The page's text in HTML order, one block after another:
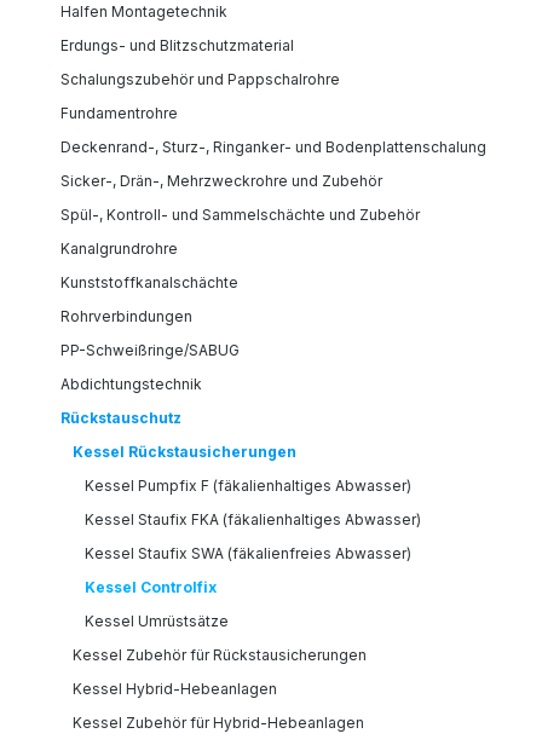
Halfen Montagetechnik
Erdungs- und Blitzschutzmaterial
Schalungszubehör und Pappschalrohre
Fundamentrohre
Deckenrand-, Sturz-, Ringanker- und Bodenplattenschalung
Sicker-, Drän-, Mehrzweckrohre und Zubehör
Spül-, Kontroll- und Sammelschächte und Zubehör
Kanalgrundrohre
Kunststoffkanalschächte
Rohrverbindungen
PP-Schweißringe/SABUG
Abdichtungstechnik
Rückstauschutz
Kessel Rückstausicherungen
Kessel Pumpfix F (fäkalienhaltiges Abwasser)
Kessel Staufix FKA (fäkalienhaltiges Abwasser)
Kessel Staufix SWA (fäkalienfreies Abwasser)
Kessel Controlfix
Kessel Umrüstsätze
Kessel Zubehör für Rückstausicherungen
Kessel Hybrid-Hebeanlagen
Kessel Zubehör für Hybrid-Hebeanlagen